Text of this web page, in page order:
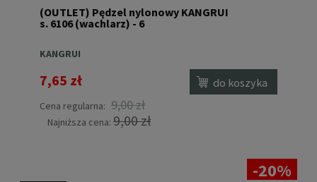
(OUTLET) Pędzel nylonowy KANGRUI
s. 6106 (wachlarz) - 6
KANGRUI
7,65 zł
Cena regularna: 9,00 zł
Najniższa cena: 9,00 zł
do koszyka
-20%